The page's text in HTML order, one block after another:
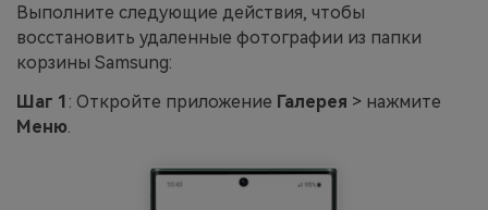
Выполните следующие действия, чтобы
восстановить удаленные фотографии из папки
корзины Samsung:
Шаг 1 : Откройте приложение Галерея > нажмите
Меню.